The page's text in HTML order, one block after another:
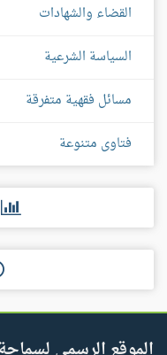
القضاء والشهادات
السياسة الشرعية
مسائل فقهية متفرقة
فتاوى متنوعة